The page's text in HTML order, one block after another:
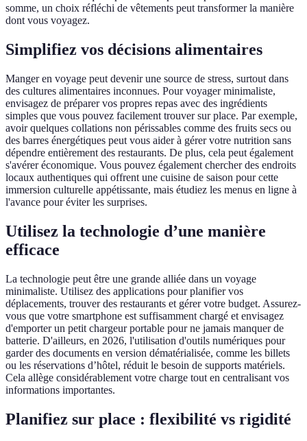
somme, un choix réfléchi de vêtements peut transformer la manière
dont vous voyagez.
Simplifiez vos décisions alimentaires
Manger en voyage peut devenir une source de stress, surtout dans
des cultures alimentaires inconnues. Pour voyager minimaliste,
envisagez de préparer vos propres repas avec des ingrédients
simples que vous pouvez facilement trouver sur place. Par exemple,
avoir quelques collations non périssables comme des fruits secs ou
des barres énergétiques peut vous aider à gérer votre nutrition sans
dépendre entièrement des restaurants. De plus, cela peut également
s'avérer économique. Vous pouvez également chercher des endroits
locaux authentiques qui offrent une cuisine de saison pour cette
immersion culturelle appétissante, mais étudiez les menus en ligne à
l'avance pour éviter les surprises.
Utilisez la technologie d’une manière
efficace
La technologie peut être une grande alliée dans un voyage
minimaliste. Utilisez des applications pour planifier vos
déplacements, trouver des restaurants et gérer votre budget. Assurez-
vous que votre smartphone est suffisamment chargé et envisagez
d'emporter un petit chargeur portable pour ne jamais manquer de
batterie. D'ailleurs, en 2026, l'utilisation d'outils numériques pour
garder des documents en version dématérialisée, comme les billets
ou les réservations d’hôtel, réduit le besoin de supports matériels.
Cela allège considérablement votre charge tout en centralisant vos
informations importantes.
Planifiez sur place : flexibilité vs rigidité